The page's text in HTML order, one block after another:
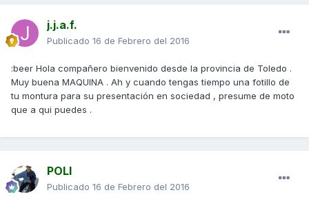
j.j.a.f.
Publicado 16 de Febrero del 2016
:beer Hola compañero bienvenido desde la provincia de Toledo .
Muy buena MAQUINA . Ah y cuando tengas tiempo una fotillo de
tu montura para su presentación en sociedad , presume de moto
que a qui puedes .
POLI
Publicado 16 de Febrero del 2016